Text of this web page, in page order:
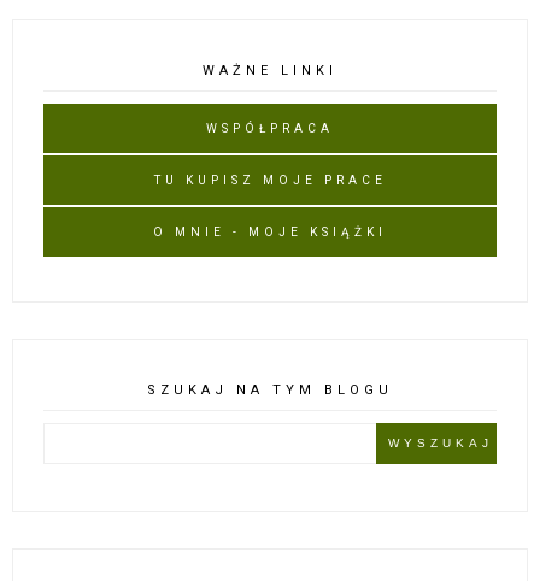
WAŻNE LINKI
WSPÓŁPRACA
TU KUPISZ MOJE PRACE
O MNIE - MOJE KSIĄŻKI
SZUKAJ NA TYM BLOGU